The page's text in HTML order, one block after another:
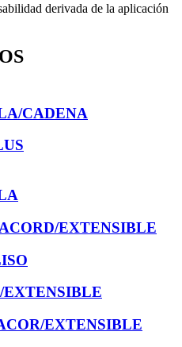
derivada de la aplicación
CADENA
EXTENSIBLE
EXTENSIBLE
EXTENSIBLE